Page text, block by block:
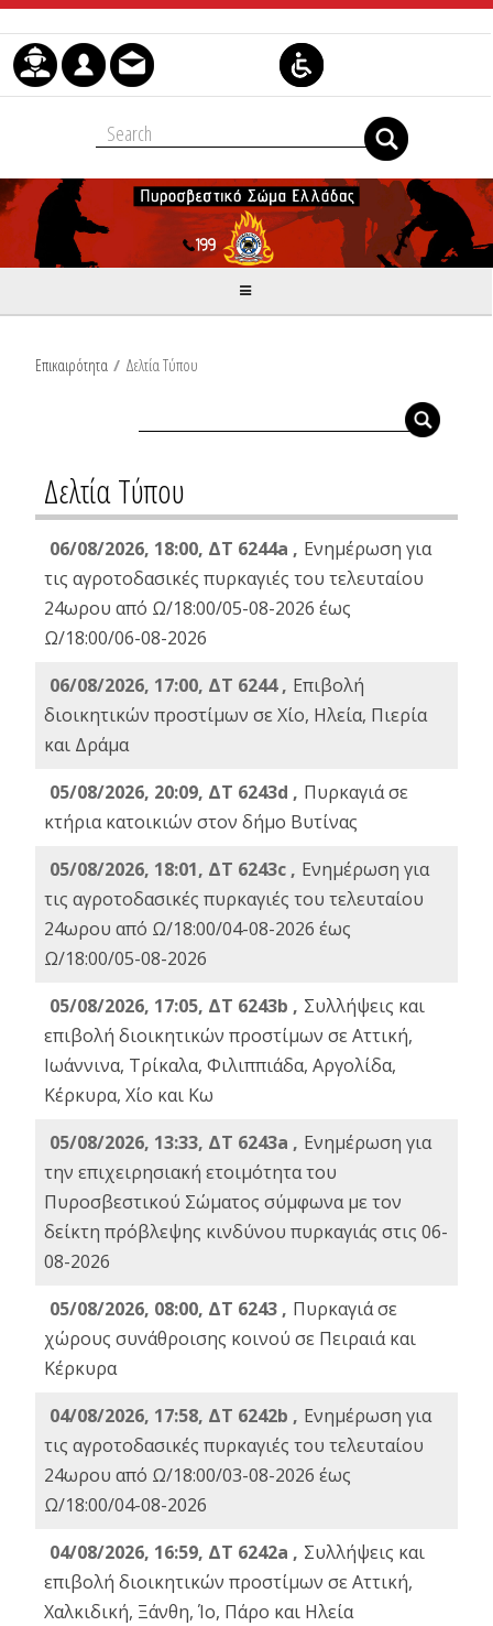
Μετάβαση στο περιεχόμενο
Επικαιρότητα / Δελτία Τύπου
Δελτία Τύπου
06/08/2026, 18:00, ΔΤ 6244a , Ενημέρωση για
τις αγροτοδασικές πυρκαγιές του τελευταίου
24ωρου από Ω/18:00/05-08-2026 έως
Ω/18:00/06-08-2026
06/08/2026, 17:00, ΔΤ 6244 , Επιβολή
διοικητικών προστίμων σε Χίο, Ηλεία, Πιερία
και Δράμα
05/08/2026, 20:09, ΔΤ 6243d , Πυρκαγιά σε
κτήρια κατοικιών στον δήμο Βυτίνας
05/08/2026, 18:01, ΔΤ 6243c , Ενημέρωση για
τις αγροτοδασικές πυρκαγιές του τελευταίου
24ωρου από Ω/18:00/04-08-2026 έως
Ω/18:00/05-08-2026
05/08/2026, 17:05, ΔΤ 6243b , Συλλήψεις και
επιβολή διοικητικών προστίμων σε Αττική,
Ιωάννινα, Τρίκαλα, Φιλιππιάδα, Αργολίδα,
Κέρκυρα, Χίο και Κω
05/08/2026, 13:33, ΔΤ 6243a , Ενημέρωση για
την επιχειρησιακή ετοιμότητα του
Πυροσβεστικού Σώματος σύμφωνα με τον
δείκτη πρόβλεψης κινδύνου πυρκαγιάς στις 06-
08-2026
05/08/2026, 08:00, ΔΤ 6243 , Πυρκαγιά σε
χώρους συνάθροισης κοινού σε Πειραιά και
Κέρκυρα
04/08/2026, 17:58, ΔΤ 6242b , Ενημέρωση για
τις αγροτοδασικές πυρκαγιές του τελευταίου
24ωρου από Ω/18:00/03-08-2026 έως
Ω/18:00/04-08-2026
04/08/2026, 16:59, ΔΤ 6242a , Συλλήψεις και
επιβολή διοικητικών προστίμων σε Αττική,
Χαλκιδική, Ξάνθη, Ίο, Πάρο και Ηλεία